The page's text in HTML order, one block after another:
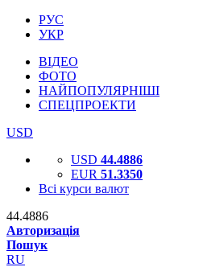
РУС
УКР
ВІДЕО
ФОТО
НАЙПОПУЛЯРНІШІ
СПЕЦПРОЕКТИ
USD
USD 44.4886
EUR 51.3350
Всі курси валют
44.4886
Авторизація
Пошук
RU